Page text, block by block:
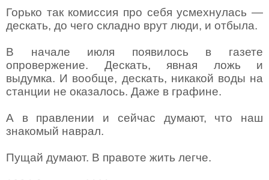
Горько так комиссия про себя усмехнулась —
дескать, до чего складно врут люди, и отбыла.
В начале июля появилось в газете
опровержение. Дескать, явная ложь и
выдумка. И вообще, дескать, никакой воды на
станции не оказалось. Даже в графине.
А в правлении и сейчас думают, что наш
знакомый наврал.
Пущай думают. В правоте жить легче.